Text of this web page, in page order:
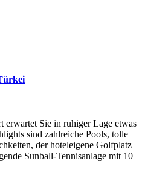
erwartet Sie in ruhiger Lage etwas
sind zahlreiche Pools, tolle
der hoteleigene Golfplatz
Sunball-Tennisanlage mit 10